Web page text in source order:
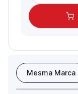
Mesma Marca